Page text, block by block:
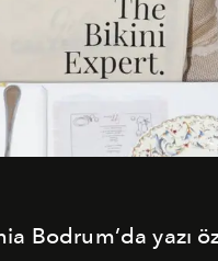
Bodrum’da yazı